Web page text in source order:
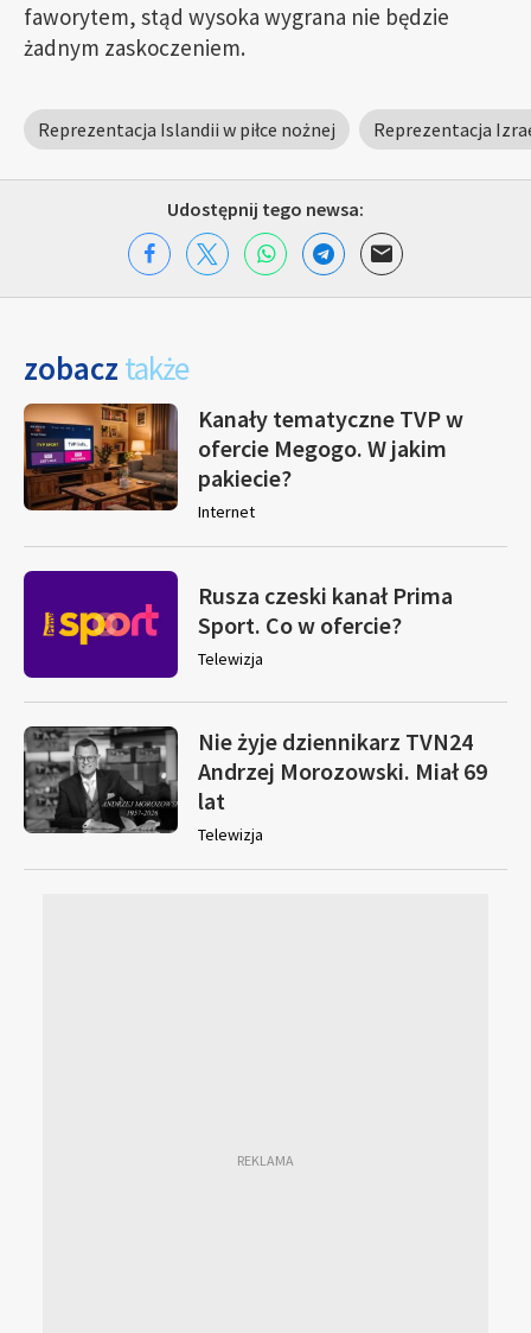
faworytem, stąd wysoka wygrana nie będzie
żadnym zaskoczeniem.
Reprezentacja Islandii w piłce nożnej Reprezentacja
Udostępnij tego newsa:
zobacz także
Kanały tematyczne TVP w
ofercie Megogo. W jakim
pakiecie?
Internet
Rusza czeski kanał Prima
Sport. Co w ofercie?
Telewizja
Nie żyje dziennikarz TVN24
Andrzej Morozowski. Miał 69
lat
Telewizja